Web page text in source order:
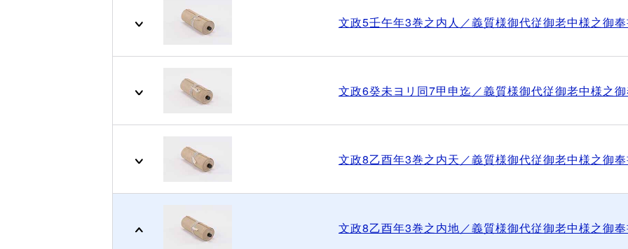
文政5壬午年3巻之内人／義質様御代従御老中様之御
文政6癸未ヨリ同7甲申迄／義質様御代従御老中様之
文政8乙酉年3巻之内天／義質様御代従御老中様之御
文政8乙酉年3巻之内地／義質様御代従御老中様之御